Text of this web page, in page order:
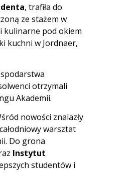
, trafiła do
ze stażem w
kulinarne pod okiem
kuchni w Jordnaer,
otrzymali
Akademii.
nowości znalazły
warsztat
Do grona
Instytut
studentów i